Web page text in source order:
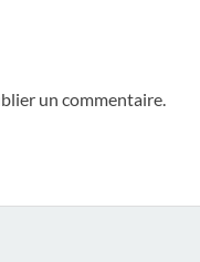
un commentaire.